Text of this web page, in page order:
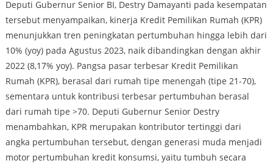
Deputi Gubernur Senior BI, Destry Damayanti pada kesempatan
tersebut menyampaikan, kinerja Kredit Pemilikan Rumah (KPR)
menunjukkan tren peningkatan pertumbuhan hingga lebih dari
10% (yoy) pada Agustus 2023, naik dibandingkan dengan akhir
2022 (8,17% yoy). Pangsa pasar terbesar Kredit Pemilikan
Rumah (KPR), berasal dari rumah tipe menengah (tipe 21-70),
sementara untuk kontribusi terbesar pertumbuhan berasal
dari rumah tipe >70. Deputi Gubernur Senior Destry
menambahkan, KPR merupakan kontributor tertinggi dari
angka pertumbuhan tersebut, dengan generasi muda menjadi
motor pertumbuhan kredit konsumsi, yaitu tumbuh secara